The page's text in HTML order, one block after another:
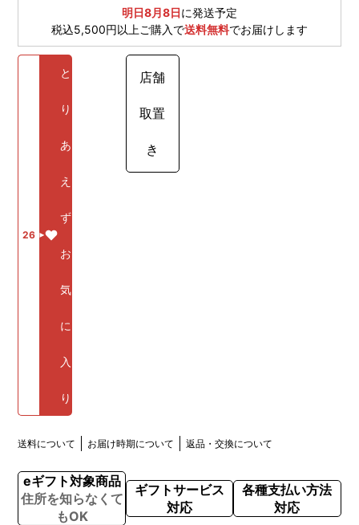
明日8月8日に発送予定
税込5,500円以上ご購入で送料無料でお届けします
26
と
り
あ
え
ず
お
気
に
入
り
店舗
取置
き
送料について お届け時期について 返品・交換について
eギフト対象商品
住所を知らなくて
もOK
ギフトサービス
対応
各種支払い方法
対応